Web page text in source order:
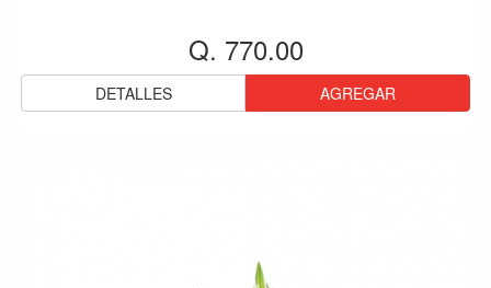
Q. 770.00
DETALLES AGREGAR